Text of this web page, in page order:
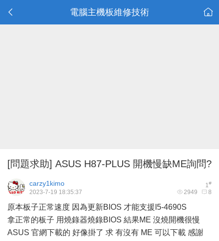
電腦主機板維修技術
[問題求助] ASUS H87-PLUS 開機慢缺ME詢問?
1#
carzy1kimo
2949 8
2023-7-19 18:35:37
原本板子正常速度 因為更新BIOS 才能支援I5-4690S
拿正常的板子 用燒錄器燒錄BIOS 結果ME 沒燒開機很慢
ASUS 官網下載的 好像掛了 求 有沒有 ME 可以下載 感謝